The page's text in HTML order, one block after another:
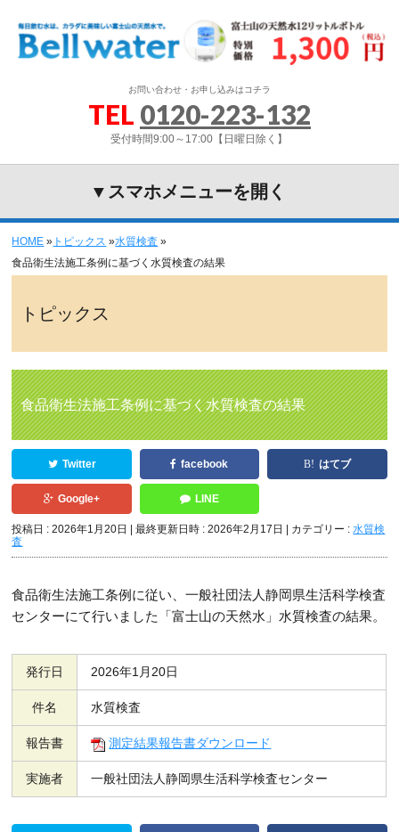
お問い合わせ・お申し込みはコチラ
TEL 0120-223-132
受付時間9:00～17:00【日曜日除く】
▼スマホメニューを開く
HOME » トピックス »水質検査 »
食品衛生法施工条例に基づく水質検査の結果
トピックス
食品衛生法施工条例に基づく水質検査の結果
Twitter facebook はてブ
Google+ LINE
投稿日 : 2026年1月20日 最終更新日時 : 2026年2月17日 カテゴリー :水質検
査
食品衛生法施工条例に従い、一般社団法人静岡県生活科学検査
センターにて行いました「富士山の天然水」水質検査の結果。
発行日 2026年1月20日
件名 水質検査
報告書 測定結果報告書ダウンロード
実施者 一般社団法人静岡県生活科学検査センター